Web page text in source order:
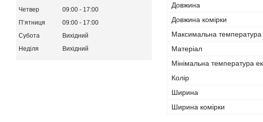
Довжина
Довжина комірки
Максимальна температура
Матеріал
Мінімальна температура
Колір
Ширина
Ширина комірки
Четвер
09:00
17:00
Пʼятниця
09:00
17:00
Субота
Вихідний
Неділя
Вихідний